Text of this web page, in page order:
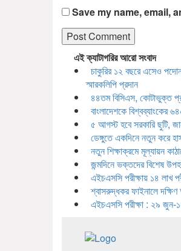
Save my name, email,
এই ক্যাটাগরির আরো সংবাদ
চাকুরির ১২ বছরে এসেও
স্মারকলিপি প্রদান
৪৪তম বিসিএস, কোটাভুক্ত
বাংলাদেশকে বিশ্বব্যাংকের
৫ আগস্ট হবে সরকারি ছুটি,
ডেঙ্গুতে একদিনে নতুন করে
নতুন শিক্ষাক্রমে মূল্যায়ন
জন্মদিনে ভক্তদের বিশেষ
এইচএসসি পরীক্ষায় ১৪ লাখ
শ্বাসরুদ্ধকর ফাইনালে দক্ষিণ
এইচএসসি পরীক্ষা : ২৯ জুন-